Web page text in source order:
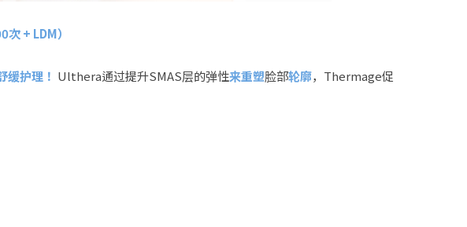
+ LDM）
缓护理！ Ulthera通过提升SMAS层的弹性来重塑脸部轮廓，Thermage促